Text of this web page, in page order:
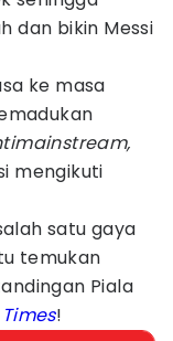
dan bikin Messi
ke masa
mengikuti
satu gaya
temukan
Piala
Times!